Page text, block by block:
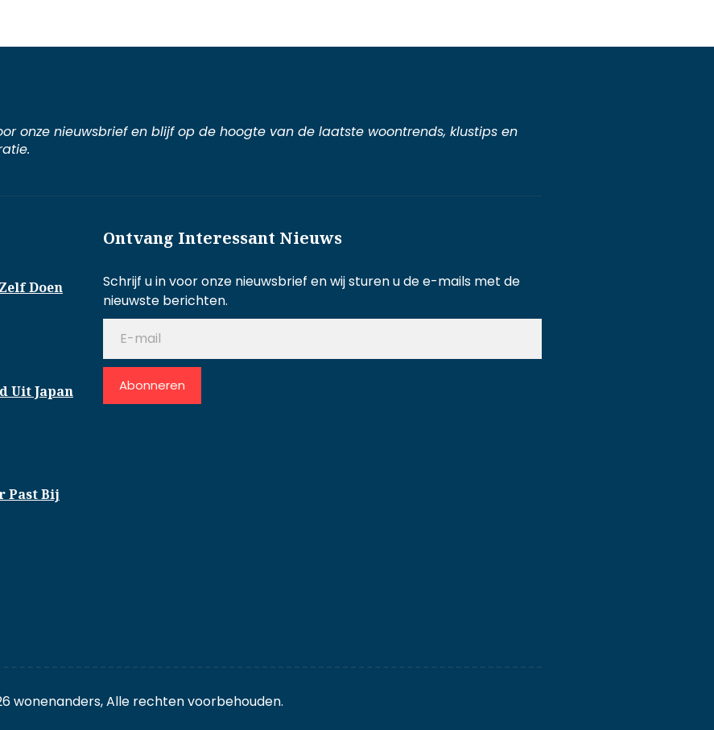
onze nieuwsbrief en blijf op de hoogte van de laatste woontrends, klustips en
Doen
Uit Japan
Past Bij
Ontvang Interessant Nieuws
Schrijf u in voor onze nieuwsbrief en wij sturen u de e-mails met de
nieuwste berichten.
Abonneren
wonenanders, Alle rechten voorbehouden.